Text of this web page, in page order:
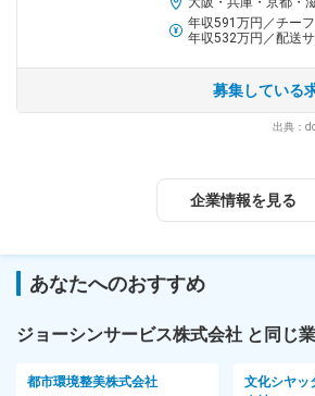
など、あなたに合わせた多彩なキャリアを
チーム／組織構成
【 定着率96.1％！(2025年4月最新) 】
★中途入社79.6％
★女性社員も在籍しています♪
人間関係が非常に良く、自分らしく働ける
ります。
＜先輩の前職は？＞
営業、飲食業、販売業、工場勤務、警察官
年収532万円／配送サポー
募集している
出典：
企業情報を見る
あなたへのおすすめ
ジョーシンサービス株式会社 と同じ
都市環境整美株式会社
文化シヤッ